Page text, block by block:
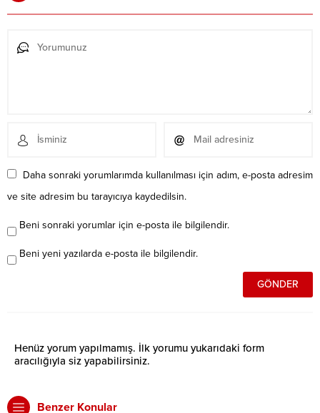
Daha sonraki yorumlarımda kullanılması için adım, e-posta adresim
ve site adresim bu tarayıcıya kaydedilsin.
Beni sonraki yorumlar için e-posta ile bilgilendir.
Beni yeni yazılarda e-posta ile bilgilendir.
Henüz yorum yapılmamış. İlk yorumu yukarıdaki form
aracılığıyla siz yapabilirsiniz.
Benzer Konular